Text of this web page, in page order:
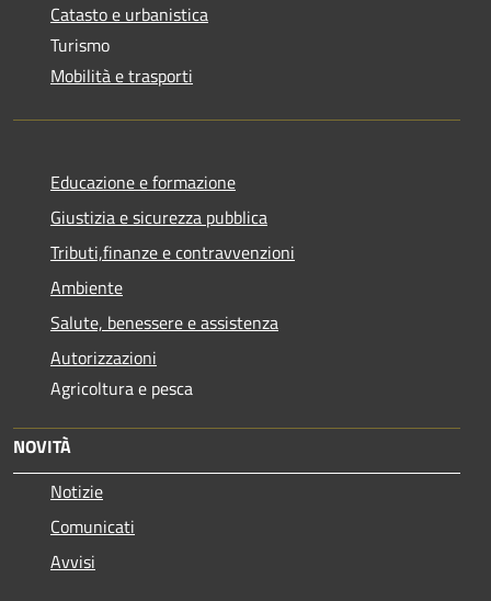
Catasto e urbanistica
Turismo
Mobilità e trasporti
Educazione e formazione
Giustizia e sicurezza pubblica
Tributi,finanze e contravvenzioni
Ambiente
Salute, benessere e assistenza
Autorizzazioni
Agricoltura e pesca
NOVITÀ
Notizie
Comunicati
Avvisi